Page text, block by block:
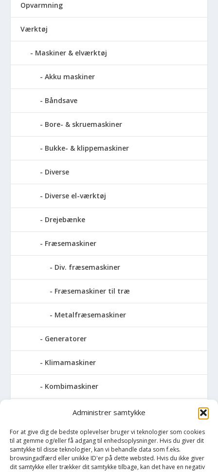
Administrer samtykke
For at give dig de bedste oplevelser bruger vi teknologier som cookies
til at gemme og/eller få adgang til enhedsoplysninger. Hvis du giver dit
samtykke til disse teknologier, kan vi behandle data som f.eks.
browsingadfærd eller unikke ID'er på dette websted. Hvis du ikke giver
dit samtykke eller trækker dit samtykke tilbage, kan det have en negativ
Opvarmning
Værktøj
Maskiner & elværktøj
Akku maskiner
Båndsave
Bore- & skruemaskiner
Bukke- & klippemaskiner
Diverse
Diverse el-værktøj
Drejebænke
Fræsemaskiner
Div. fræsemaskiner
Fræsemaskiner til træ
Metalfræsemaskiner
Generatorer
Klimamaskiner
Kombimaskiner
Kompressor
Pressemaskiner
Save